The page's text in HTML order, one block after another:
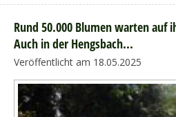
Rund 50.000 Blumen warten
Auch in der Hengsbach...
Veröffentlicht am 18.05.2025